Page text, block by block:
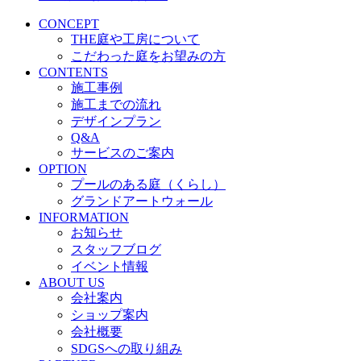
CONCEPT
THE庭や工房について
こだわった庭をお望みの方
CONTENTS
施工事例
施工までの流れ
デザインプラン
Q&A
サービスのご案内
OPTION
プールのある庭（くらし）
グランドアートウォール
INFORMATION
お知らせ
スタッフブログ
イベント情報
ABOUT US
会社案内
ショップ案内
会社概要
SDGSへの取り組み